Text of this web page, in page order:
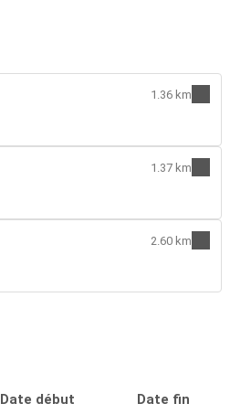
1.36 km
1.37 km
2.60 km
Date début Date fin